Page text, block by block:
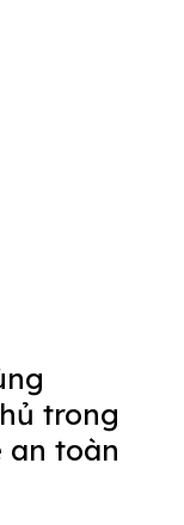
trong
an toàn